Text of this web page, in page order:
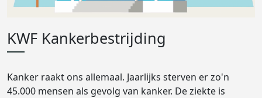
KWF Kankerbestrijding
Kanker raakt ons allemaal. Jaarlijks sterven er zo'n
45.000 mensen als gevolg van kanker. De ziekte is